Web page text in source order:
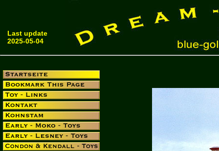
Last update
2025-05-04